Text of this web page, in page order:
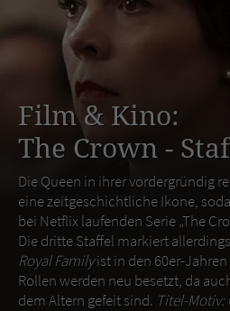
Film & Kino:
The Crown -
Die Queen in ihrer vordergründig
eine zeitgeschichtliche Ikone,
bei Netflix laufenden Serie „The
Die dritte Staffel markiert
Royal Familyist in den 60er-
Rollen werden neu besetzt, da
dem Altern gefeit sind. Titel-